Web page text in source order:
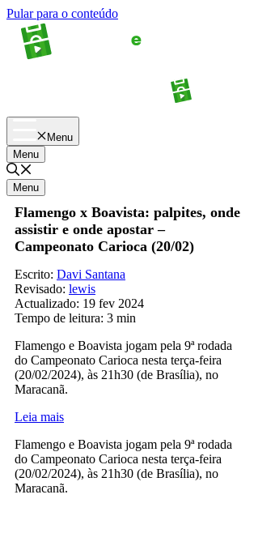
Pular para o conteúdo
Menu
Menu
Menu
Flamengo x Boavista: palpites, onde
assistir e onde apostar –
Campeonato Carioca (20/02)
Escrito: Davi Santana
Revisado: lewis
Actualizado: 19 fev 2024
Tempo de leitura: 3 min
Flamengo e Boavista jogam pela 9ª rodada
do Campeonato Carioca nesta terça-feira
(20/02/2024), às 21h30 (de Brasília), no
Maracanã.
Leia mais
Flamengo e Boavista jogam pela 9ª rodada
do Campeonato Carioca nesta terça-feira
(20/02/2024), às 21h30 (de Brasília), no
Maracanã.